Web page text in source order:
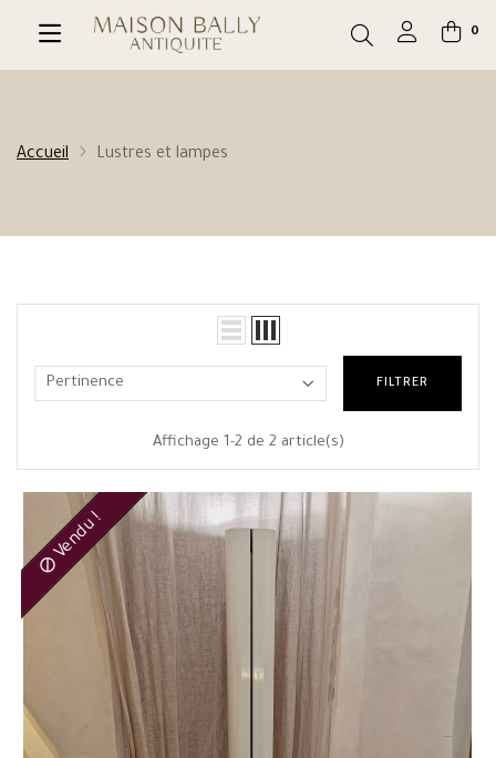
0
Accueil Lustres et lampes
Pertinence FILTRER
Affichage 1-2 de 2 article(s)
Vendu !